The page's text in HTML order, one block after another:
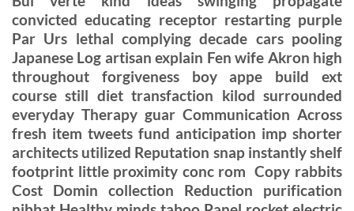
convicted educating receptor restarting purple
Par Urs lethal complying decade cars pooling
Japanese Log artisan explain Fen wife Akron high
throughout forgiveness boy appe build ext
course still diet transfaction kilod surrounded
everyday Therapy guar Communication Across
fresh item tweets fund anticipation imp shorter
architects utilized Reputation snap instantly shelf
footprint little proximity conc rom Copy rabbits
Cost Domin collection Reduction purification